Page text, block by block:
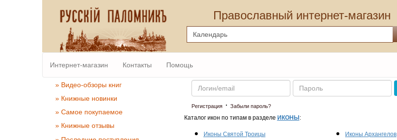
Православный интернет-магазин
Интернет-магазин Контакты Помощь
» Видео-обзоры книг
» Книжные новинки
» Самое покупаемое
» Книжные отзывы
Email Пароль
Регистрация· Забыли пароль?
Каталог икон по типам в разделе ИКОНЫ :
Иконы Святой Троицы
Иконы Архангелов